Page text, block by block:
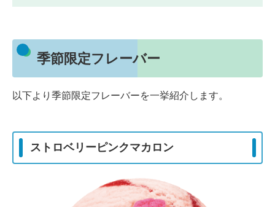
季節限定フレーバー
以下より季節限定フレーバーを一挙紹介します。
ストロベリーピンクマカロン